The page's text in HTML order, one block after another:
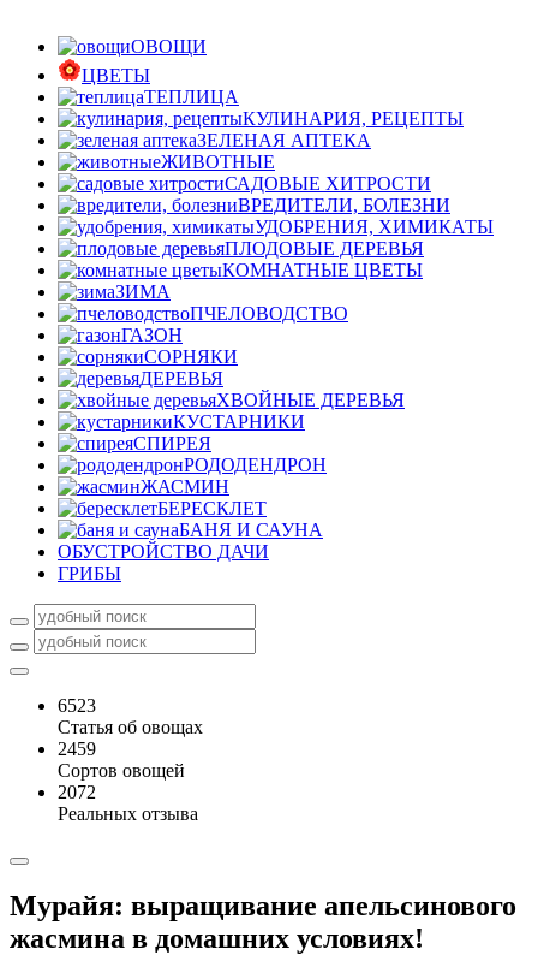
ОВОЩИ
ЦВЕТЫ
ТЕПЛИЦА
КУЛИНАРИЯ, РЕЦЕПТЫ
ЗЕЛЕНАЯ АПТЕКА
ЖИВОТНЫЕ
САДОВЫЕ ХИТРОСТИ
ВРЕДИТЕЛИ, БОЛЕЗНИ
УДОБРЕНИЯ, ХИМИКАТЫ
ПЛОДОВЫЕ ДЕРЕВЬЯ
КОМНАТНЫЕ ЦВЕТЫ
ЗИМА
ПЧЕЛОВОДСТВО
ГАЗОН
СОРНЯКИ
ДЕРЕВЬЯ
ХВОЙНЫЕ ДЕРЕВЬЯ
КУСТАРНИКИ
СПИРЕЯ
РОДОДЕНДРОН
ЖАСМИН
БЕРЕСКЛЕТ
БАНЯ И САУНА
ОБУСТРОЙСТВО ДАЧИ
ГРИБЫ
6523
Статья об овощах
2459
Сортов овощей
2072
Реальных отзыва
Мурайя: выращивание апельсинового
жасмина в домашних условиях!